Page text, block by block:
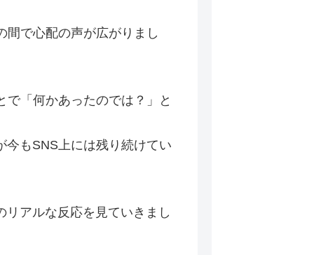
間で心配の声が広がりまし
「何かあったのでは？」と
今もSNS上には残り続けてい
アルな反応を見ていきまし